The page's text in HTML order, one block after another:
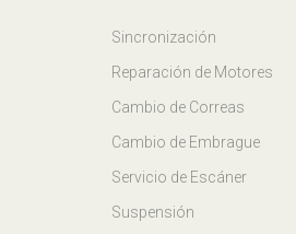
Sincronización
Reparación de Motores
Cambio de Correas
Cambio de Embrague
Servicio de Escáner
Suspensión